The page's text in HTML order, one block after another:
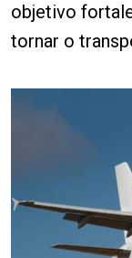
objetivo
tornar o